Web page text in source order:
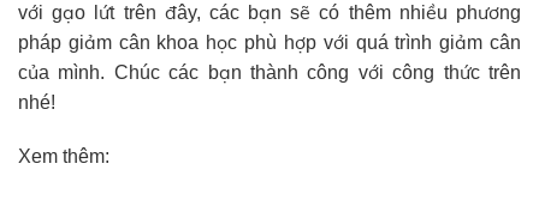
với gạo lứt trên đây, các bạn sẽ có thêm nhiều phương
pháp giảm cân khoa học phù hợp với quá trình giảm cân
của mình. Chúc các bạn thành công với công thức trên
nhé!
Xem thêm: